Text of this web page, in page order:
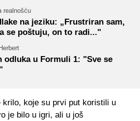
realnošću
na jeziku: „Frustriran sam,
se poštuju, on to radi..."
odluka u Formuli 1: "Sve se
krilo, koje su prvi put koristili u
je bilo u igri, ali u još